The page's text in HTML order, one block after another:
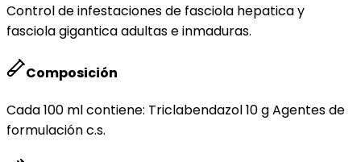
Control de infestaciones de fasciola hepatica y
fasciola gigantica adultas e inmaduras.
Composición
Cada 100 ml contiene: Triclabendazol 10 g Agentes de
formulación c.s.